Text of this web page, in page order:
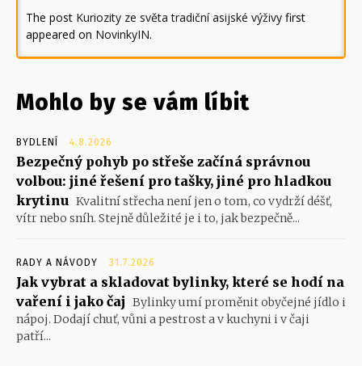
The post Kuriozity ze světa tradiční asijské výživy first
appeared on NovinkyIN.
Mohlo by se vám líbit
BYDLENÍ 4.8.2026
Bezpečný pohyb po střeše začíná správnou
volbou: jiné řešení pro tašky, jiné pro hladkou
krytinu Kvalitní střecha není jen o tom, co vydrží déšť,
vítr nebo sníh. Stejně důležité je i to, jak bezpečně...
RADY A NÁVODY 31.7.2026
Jak vybrat a skladovat bylinky, které se hodí na
vaření i jako čaj Bylinky umí proměnit obyčejné jídlo i
nápoj. Dodají chuť, vůni a pestrost a v kuchyni i v čaji
patří...